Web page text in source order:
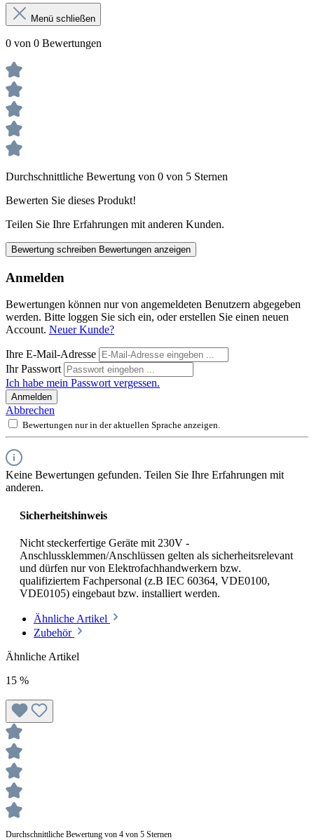
Menü schließen
0 von 0 Bewertungen
Durchschnittliche Bewertung von 0 von 5 Sternen
Bewerten Sie dieses Produkt!
Teilen Sie Ihre Erfahrungen mit anderen Kunden.
Bewertung schreiben Bewertungen anzeigen
Anmelden
Bewertungen können nur von angemeldeten Benutzern abgegeben
werden. Bitte loggen Sie sich ein, oder erstellen Sie einen neuen
Account. Neuer Kunde?
Ihre E-Mail-Adresse
Ihr Passwort
Ich habe mein Passwort vergessen.
Anmelden
Abbrechen
Bewertungen nur in der aktuellen Sprache anzeigen.
Keine Bewertungen gefunden. Teilen Sie Ihre Erfahrungen mit
anderen.
Sicherheitshinweis
Nicht steckerfertige Geräte mit 230V -
Anschlussklemmen/Anschlüssen gelten als sicherheitsrelevant
und dürfen nur von Elektrofachhandwerkern bzw.
qualifiziertem Fachpersonal (z.B IEC 60364, VDE0100,
VDE0105) eingebaut bzw. installiert werden.
Ähnliche Artikel
Zubehör
Ähnliche Artikel
15 %
Durchschnittliche Bewertung von 4 von 5 Sternen